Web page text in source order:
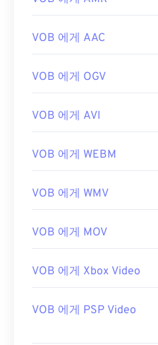
VOB 에게 AAC
VOB 에게 OGV
VOB 에게 AVI
VOB 에게 WEBM
VOB 에게 WMV
VOB 에게 MOV
VOB 에게 Xbox Video
VOB 에게 PSP Video